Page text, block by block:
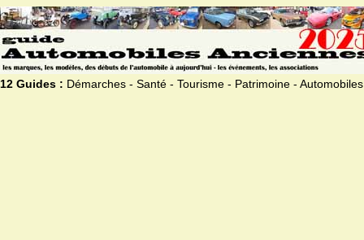
12 Guides : Démarches - Santé - Tourisme - Patrimoine - Automobiles